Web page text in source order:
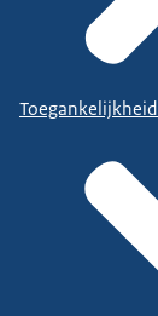
Toegankelijkheid